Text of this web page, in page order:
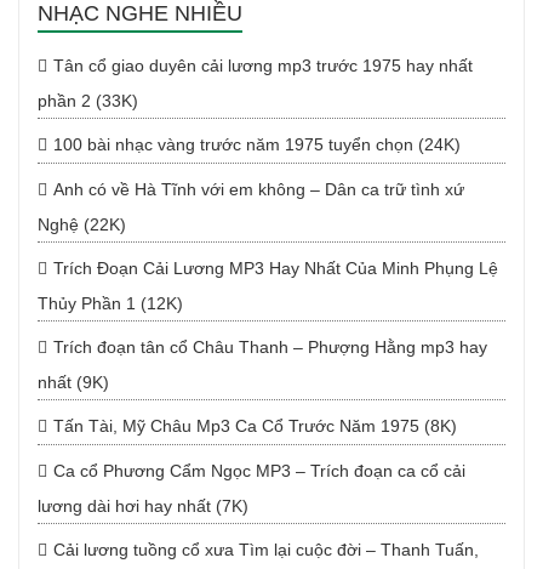
NHẠC NGHE NHIỀU
Tân cổ giao duyên cải lương mp3 trước 1975 hay nhất
phần 2 (33K)
100 bài nhạc vàng trước năm 1975 tuyển chọn (24K)
Anh có về Hà Tĩnh với em không – Dân ca trữ tình xứ
Nghệ (22K)
Trích Đoạn Cải Lương MP3 Hay Nhất Của Minh Phụng Lệ
Thủy Phần 1 (12K)
Trích đoạn tân cổ Châu Thanh – Phượng Hằng mp3 hay
nhất (9K)
Tấn Tài, Mỹ Châu Mp3 Ca Cổ Trước Năm 1975 (8K)
Ca cổ Phương Cẩm Ngọc MP3 – Trích đoạn ca cổ cải
lương dài hơi hay nhất (7K)
Cải lương tuồng cổ xưa Tìm lại cuộc đời – Thanh Tuấn,